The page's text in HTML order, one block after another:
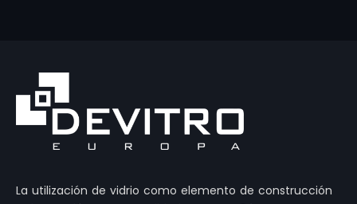
La utilización de vidrio como elemento de construcción